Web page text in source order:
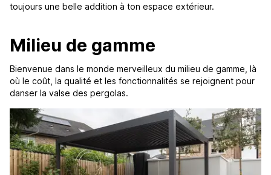
toujours une belle addition à ton espace extérieur.
Milieu de gamme
Bienvenue dans le monde merveilleux du milieu de gamme, là
où le coût, la qualité et les fonctionnalités se rejoignent pour
danser la valse des pergolas.